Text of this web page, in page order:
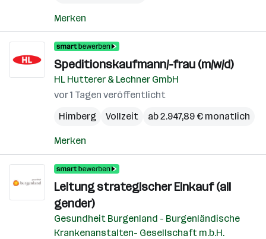
Merken
Speditionskaufmann/-frau (m/w/d)
HL Hutterer & Lechner GmbH
vor 1 Tagen veröffentlicht
Himberg
Vollzeit ab 2.947,89 € monatlich
Merken
Leitung strategischer Einkauf (all
gender)
Gesundheit Burgenland - Burgenländische
Krankenanstalten- Gesellschaft m.b.H.